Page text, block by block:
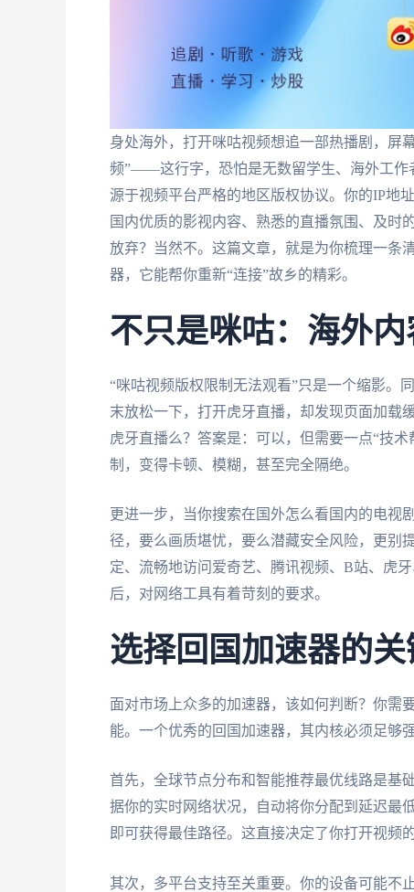
身处海外，打开咪咕视频想追一部热播剧，屏
频”——这行字，恐怕是无数留学生、海外工作
源于视频平台严格的地区版权协议。你的IP地
国内优质的影视内容、熟悉的直播氛围、及时
放弃？当然不。这篇文章，就是为你梳理一条
器，它能帮你重新“连接”故乡的精彩。
不只是咪咕：海外
“咪咕视频版权限制无法观看”只是一个缩影。
末放松一下，打开虎牙直播，却发现页面加载
虎牙直播么？答案是：可以，但需要一点“技
制，变得卡顿、模糊，甚至完全隔绝。
更进一步，当你搜索在国外怎么看国内的电视
径，要么画质堪忧，要么潜藏安全风险，更别
定、流畅地访问爱奇艺、腾讯视频、B站、虎
后，对网络工具有着苛刻的要求。
选择回国加速器的
面对市场上众多的加速器，该如何判断？你需
能。一个优秀的回国加速器，其内核必须足够强
首先，全球节点分布和智能推荐最优线路是基
据你的实时网络状况，自动将你分配到延迟最
即可获得最佳路径。这直接决定了你打开视频
其次，多平台支持至关重要。你的设备可能